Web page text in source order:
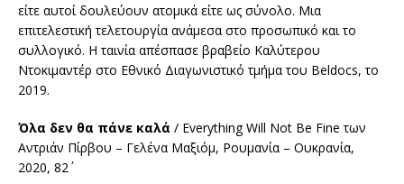
είτε αυτοί δουλεύουν ατομικά είτε ως σύνολο. Μια
επιτελεστική τελετουργία ανάμεσα στο προσωπικό και το
συλλογικό. Η ταινία απέσπασε βραβείο Καλύτερου
Ντοκιμαντέρ στο Εθνικό Διαγωνιστικό τμήμα του Beldocs, το
2019.
Όλα δεν θα πάνε καλά / Everything Will Not Be Fine των
Αντριάν Πίρβου – Γελένα Μαξιόμ, Ρουμανία – Ουκρανία,
2020, 82΄